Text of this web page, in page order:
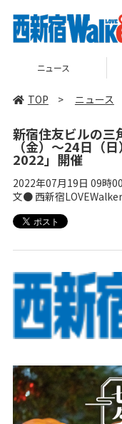
コラム
TOP > ニュース
新宿住友ビルの
（金）～24日（
2022」開催
2022年07月19日 09時
文● 西新宿LOVEWalker